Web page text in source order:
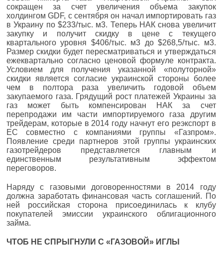
сокращен за счет увеличения объема закупок
холдингом GDF, с сентября он начал импортировать газ
в Украину по $233/тыс. м3. Теперь НАК снова увеличит
закупку и получит скидку в цене c текущего
квартального уровня $406/тыс. м3 до $268,5/тыс. м3.
Размер скидки будет пересматриваться и утверждаться
ежеквартально согласно ценовой формуле контракта.
Условием для получения указанной «полуторной»
скидки является согласие украинской стороны более
чем в полтора раза увеличить годовой объем
закупаемого газа. Грядущий рост платежей Украины за
газ может быть компенсирован НАК за счет
перепродажи им части импортируемого газа другим
трейдерам, которые в 2014 году начнут его реэкспорт в
ЕС совместно с компаниями группы «Газпром».
Появление среди партнеров этой группы украинских
газотрейдеров представляется главным и
единственным результативным эффектом
переговоров.
Наряду с газовыми договоренностями в 2014 году
должна заработать финансовая часть соглашений. По
ней российская сторона присоединилась к клубу
покупателей эмиссии украинского облигационного
займа.
ЧТОБ НЕ СПРЫГНУЛИ С «ГАЗОВОЙ» ИГЛЫ